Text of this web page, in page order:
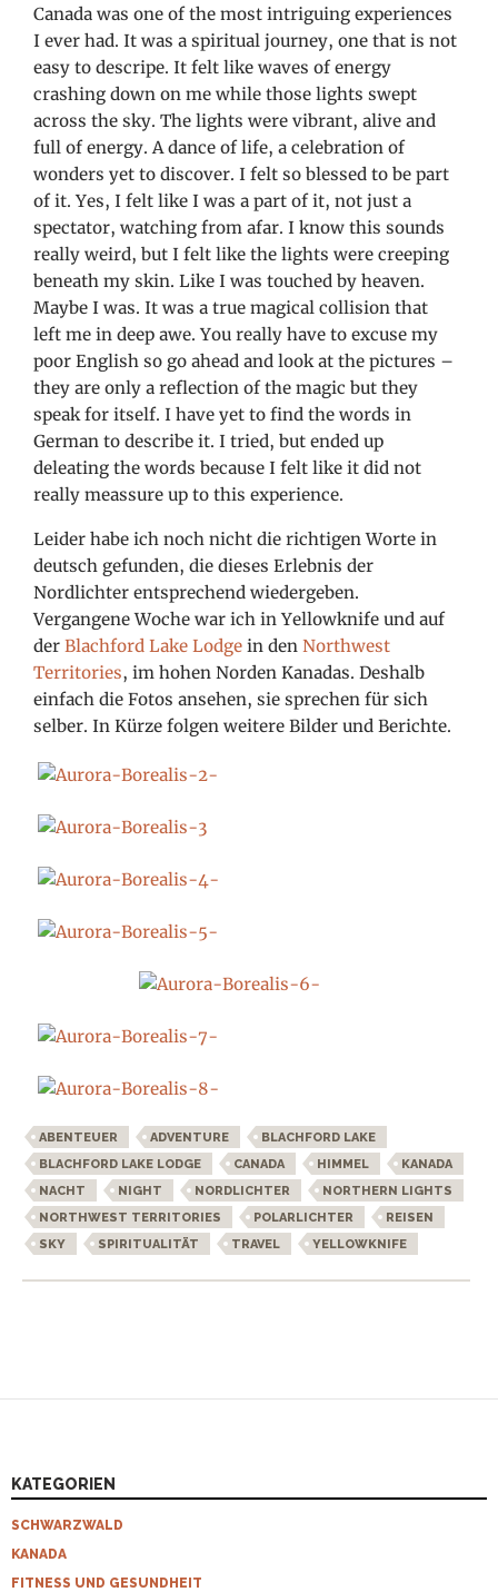
Canada was one of the most intriguing experiences
I ever had. It was a spiritual journey, one that is not
easy to descripe. It felt like waves of energy
crashing down on me while those lights swept
across the sky. The lights were vibrant, alive and
full of energy. A dance of life, a celebration of
wonders yet to discover. I felt so blessed to be part
of it. Yes, I felt like I was a part of it, not just a
spectator, watching from afar. I know this sounds
really weird, but I felt like the lights were creeping
beneath my skin. Like I was touched by heaven.
Maybe I was. It was a true magical collision that
left me in deep awe. You really have to excuse my
poor English so go ahead and look at the pictures –
they are only a reflection of the magic but they
speak for itself. I have yet to find the words in
German to describe it. I tried, but ended up
deleating the words because I felt like it did not
really meassure up to this experience.
Leider habe ich noch nicht die richtigen Worte in
deutsch gefunden, die dieses Erlebnis der
Nordlichter entsprechend wiedergeben.
Vergangene Woche war ich in Yellowknife und auf
derBlachford Lake Lodge in denNorthwest
Territories, im hohen Norden Kanadas. Deshalb
einfach die Fotos ansehen, sie sprechen für sich
selber. In Kürze folgen weitere Bilder und Berichte.
ABENTEUER ADVENTURE
BLACHFORD LAKE
BLACHFORD LAKE LODGE
CANADA HIMMEL
KANADA
NACHT
NIGHT NORDLICHTER
NORTHERN LIGHTS
NORTHWEST TERRITORIES
POLARLICHTER
REISEN
SKY
SPIRITUALITÄT TRAVEL YELLOWKNIFE
KATEGORIEN
SCHWARZWALD
KANADA
FITNESS UND GESUNDHEIT